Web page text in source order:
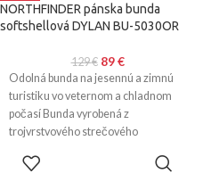
NORTHFINDER pánska bunda
softshellová DYLAN BU-5030OR
129€ 89€
Odolná bunda na jesennú a zimnú
turistiku vo veternom a chladnom
počasí Bunda vyrobená z
trojvrstvového strečového